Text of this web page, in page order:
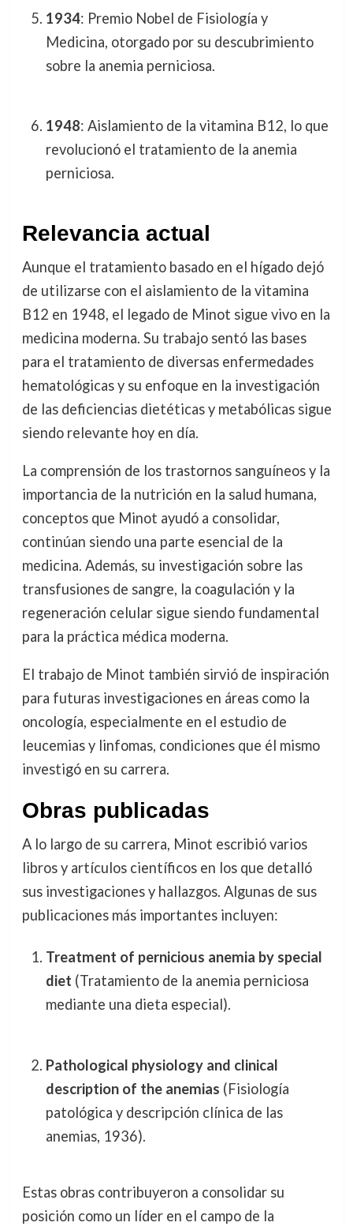
1934: Premio Nobel de Fisiología y
Medicina, otorgado por su descubrimiento
sobre la anemia perniciosa.
1948: Aislamiento de la vitamina B12, lo que
revolucionó el tratamiento de la anemia
perniciosa.
Relevancia actual
Aunque el tratamiento basado en el hígado dejó
de utilizarse con el aislamiento de la vitamina
B12 en 1948, el legado de Minot sigue vivo en la
medicina moderna. Su trabajo sentó las bases
para el tratamiento de diversas enfermedades
hematológicas y su enfoque en la investigación
de las deficiencias dietéticas y metabólicas sigue
siendo relevante hoy en día.
La comprensión de los trastornos sanguíneos y la
importancia de la nutrición en la salud humana,
conceptos que Minot ayudó a consolidar,
continúan siendo una parte esencial de la
medicina. Además, su investigación sobre las
transfusiones de sangre, la coagulación y la
regeneración celular sigue siendo fundamental
para la práctica médica moderna.
El trabajo de Minot también sirvió de inspiración
para futuras investigaciones en áreas como la
oncología, especialmente en el estudio de
leucemias y linfomas, condiciones que él mismo
investigó en su carrera.
Obras publicadas
A lo largo de su carrera, Minot escribió varios
libros y artículos científicos en los que detalló
sus investigaciones y hallazgos. Algunas de sus
publicaciones más importantes incluyen:
Treatment of pernicious anemia by special
diet (Tratamiento de la anemia perniciosa
mediante una dieta especial).
Pathological physiology and clinical
description of the anemias (Fisiología
patológica y descripción clínica de las
anemias, 1936).
Estas obras contribuyeron a consolidar su
posición como un líder en el campo de la